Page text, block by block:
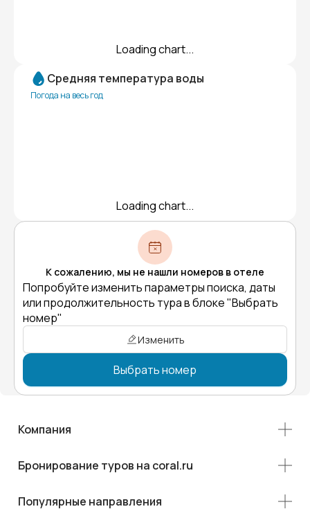
Loading chart...
Средняя температура воды
Погода на весь год
Loading chart...
К сожалению, мы не нашли номеров в отеле
Попробуйте изменить параметры поиска, даты
или продолжительность тура в блоке "Выбрать
номер"
Изменить
Выбрать номер
Компания
Бронирование туров на coral.ru
Популярные направления